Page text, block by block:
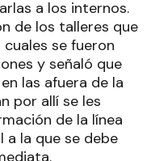
a los internos.
de los talleres que
se fueron
y señaló que
las afuera de la
por allí se les
de la línea
a la que se debe